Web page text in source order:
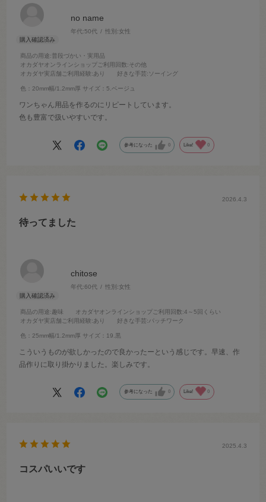
no name
年代:50代 性別:女性
商品の用途:普段づかい・実用品
オカダヤオンラインショップご利用回数:その他
オカダヤ実店舗ご利用経験:あり 好きな手芸:ソーイング
色：20mm幅/1.2mm厚 サイズ：5.ベージュ
ワンちゃん用品を作るのにリピートしています。
色も豊富で扱いやすいです。
参考になった 0 Like! 0
chitose
年代:60代 性別:女性
商品の用途:趣味 オカダヤオンラインショップご利用回数:4～5回くらい
オカダヤ実店舗ご利用経験:あり 好きな手芸:パッチワーク
色：25mm幅/1.2mm厚 サイズ：19.黒
2026.4.3
待ってました
こういうものが欲しかったので良かったーという感じです。早速、作
品作りに取り掛かりました。楽しみです。
参考になった 0 Like! 0
2025.4.3
コスパいいです